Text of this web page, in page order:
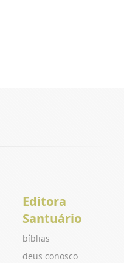
Editora
Santuário
bíblias
deus conosco